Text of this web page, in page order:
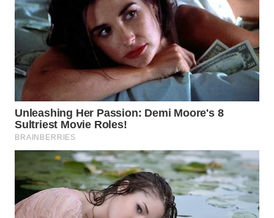
WAHANA
NEWS
WAHANA
TANI
ADVOKAT
WAHANA
INFRASTRUKTUR
WAHANA
KONSUMEN